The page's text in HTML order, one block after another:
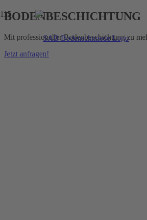
BODENBESCHICHTUNG
Mit professioneller Bodenbeschichtung zu
Jetzt anfragen!